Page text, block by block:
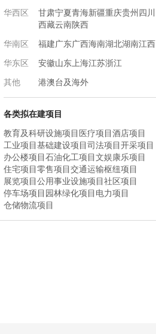
华西区
甘肃宁夏青海新疆重庆贵州四川
西藏云南陕西
华南区
福建广东广西海南湖北湖南江西
华东区
安徽山东上海江苏浙江
其他
港澳台及海外
各类拟在建项目
教育及科研设施项目医疗项目酒店项目
工业项目基础建设项目司法项目开采项目
办公楼项目石油化工项目文娱康乐项目
住宅项目零售项目交通运输枢纽项目
展览项目公用事业设施项目社区项目
停车场项目园林绿化项目电力项目
仓储物流项目